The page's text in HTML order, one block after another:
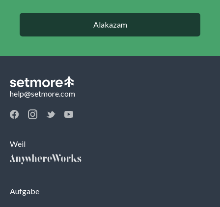
Alakazam
help@setmore.com
Weil
Aufgabe